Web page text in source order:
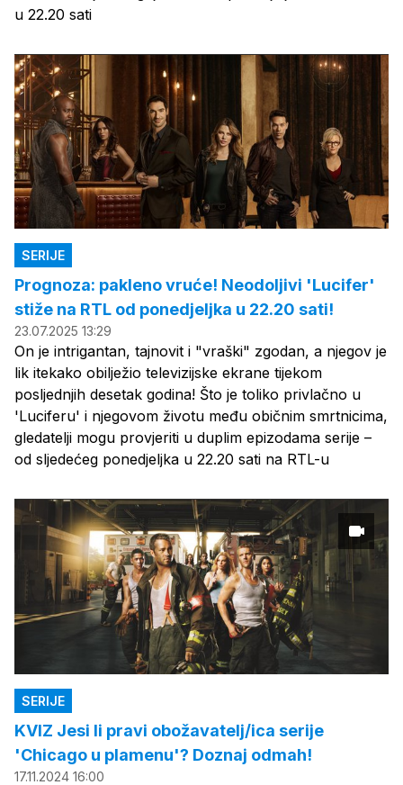
u 22.20 sati
SERIJE
Prognoza: pakleno vruće! Neodoljivi 'Lucifer'
stiže na RTL od ponedjeljka u 22.20 sati!
23.07.2025 13:29
On je intrigantan, tajnovit i "vraški" zgodan, a njegov je
lik itekako obilježio televizijske ekrane tijekom
posljednjih desetak godina! Što je toliko privlačno u
'Luciferu' i njegovom životu među običnim smrtnicima,
gledatelji mogu provjeriti u duplim epizodama serije –
od sljedećeg ponedjeljka u 22.20 sati na RTL-u
SERIJE
KVIZ Jesi li pravi obožavatelj/ica serije
'Chicago u plamenu'? Doznaj odmah!
17.11.2024 16:00